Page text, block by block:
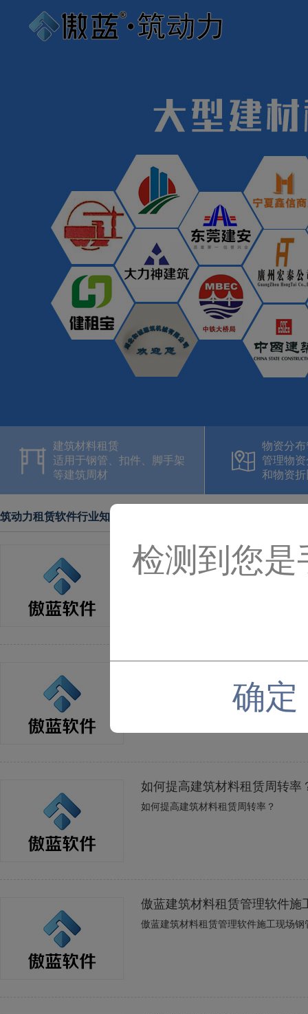
建筑材料租赁
适用于钢管、扣件、脚手架
等建筑周材
物资分布
管理物
和物资折
筑动力租赁软件行业知识
如何使用建筑租赁管理软件管
如何使用建筑租赁管理软件管理租赁流
傲蓝钢管脚手架租赁软件夏季搭建钢
如何提高建筑材料租赁周转率
如何提高建筑材料租赁周转率？
傲蓝建筑材料租赁管理软件施
傲蓝建筑材料租赁管理软件施工现场钢
检测到您是
确定